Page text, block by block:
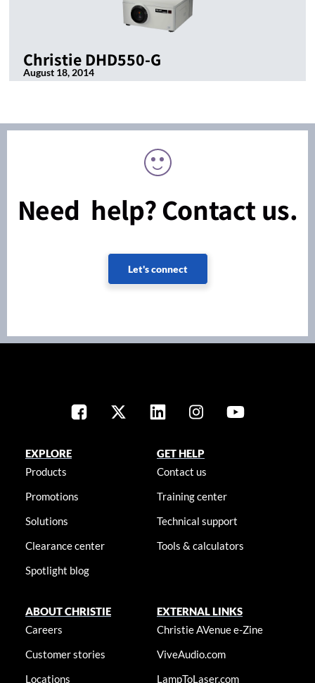
Christie DHD550-G
August 18, 2014
Need help? Contact us.
Let's connect
EXPLORE
Products
Promotions
Solutions
Clearance center
Spotlight blog
GET HELP
Contact us
Training center
Technical support
Tools & calculators
ABOUT CHRISTIE
Careers
Customer stories
Locations
EXTERNAL LINKS
Christie AVenue e-Zine
ViveAudio.com
LampToLaser.com